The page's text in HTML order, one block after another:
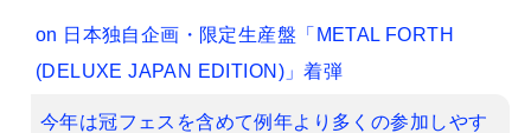
on 日本独自企画・限定生産盤「METAL FORTH
(DELUXE JAPAN EDITION)」着弾
今年は冠フェスを含めて例年より多くの参加しやす